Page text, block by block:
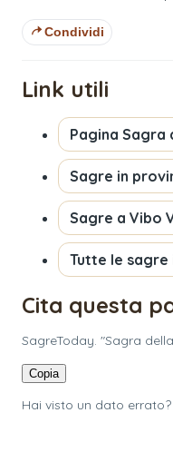
Condividi
Link utili
Pagina Sagra
Sagre in
Sagre a Vibo
Tutte le sagre
Cita questa
SagreToday. "Sagra
Copia
Hai visto un dato errato?